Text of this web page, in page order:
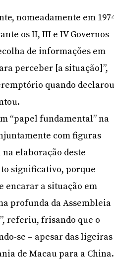
nomeadamente em
os II, III e IV Governos
de informações em
perceber [a situação]”,
quando
“papel fundamental” na
com figuras
elaboração deste
significativo, porque
encarar a situação em
profunda da Assembleia
referiu, frisando que o
se – apesar das ligeiras
de Macau para a China.